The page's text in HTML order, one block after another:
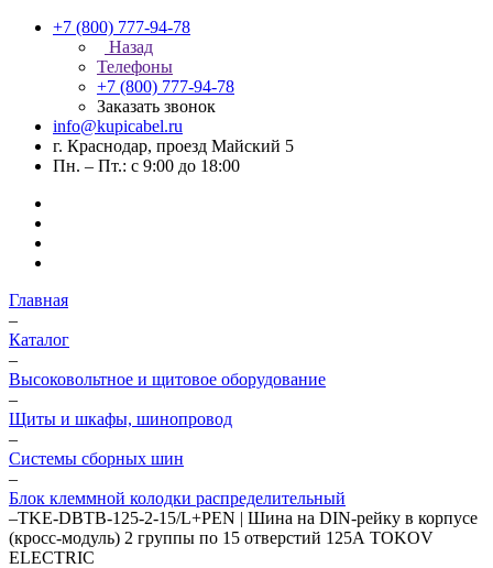
+7 (800) 777-94-78
Назад
Телефоны
+7 (800) 777-94-78
Заказать звонок
info@kupicabel.ru
г. Краснодар, проезд Майский 5
Пн. – Пт.: с 9:00 до 18:00
Главная
–
Каталог
–
Высоковольтное и щитовое оборудование
–
Щиты и шкафы, шинопровод
–
Системы сборных шин
–
Блок клеммной колодки распределительный
–TKE-DBTB-125-2-15/L+PEN | Шина на DIN-рейку в корпусе
(кросс-модуль) 2 группы по 15 отверстий 125А TOKOV
ELECTRIC